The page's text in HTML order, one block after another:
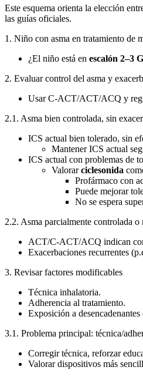
Este esquema orienta la elección
las guías oficiales.
1. Niño con asma en tratamiento de
¿El niño está en escalón 2–3
2. Evaluar control del asma y
Usar C-ACT/ACT/ACQ y
2.1. Asma bien controlada, sin
ICS actual bien tolerado, sin
Mantener ICS actual
ICS actual con problemas de
Valorarciclesonida
Profármaco con
Puede mejorar
No se espera
2.2. Asma parcialmente controlada o
ACT/C-ACT/ACQ indican
Exacerbaciones recurrentes
3. Revisar factores modificables
Técnica inhalatoria.
Adherencia al tratamiento.
Exposición a
3.1. Problema principal: técnica/
Corregir técnica, reforzar
Valorar dispositivos más